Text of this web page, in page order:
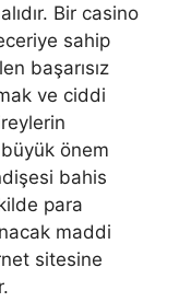
Bir casino
sahip
başarısız
ve ciddi
büyük önem
bahis
para
maddi
sitesine